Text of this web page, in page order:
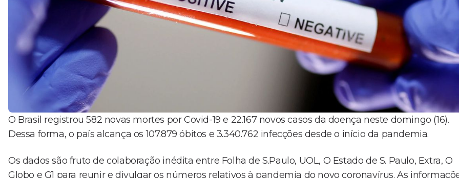
O Brasil registrou 582 novas mortes por Covid-19 e 22.167 novos casos da doença neste domingo (16).
Dessa forma, o país alcança os 107.879 óbitos e 3.340.762 infecções desde o início da pandemia.
Os dados são fruto de colaboração inédita entre Folha de S.Paulo, UOL, O Estado de S. Paulo, Extra, O
Globo e G1 para reunir e divulgar os números relativos à pandemia do novo coronavírus. As